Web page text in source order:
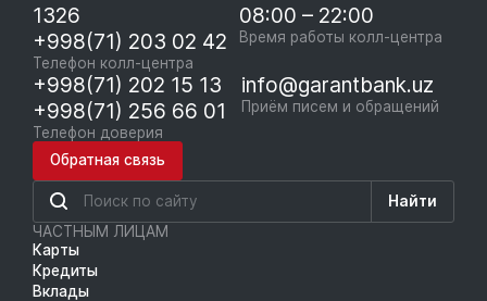
1326
+998(71) 203 02 42
Телефон колл-центра
08:00 – 22:00
Время работы колл-центра
+998(71) 202 15 13
+998(71) 256 66 01
Телефон доверия
info@garantbank.uz
Приём писем и обращений
Обратная связь
Найти
ЧАСТНЫМ ЛИЦАМ
Карты
Кредиты
Вклады